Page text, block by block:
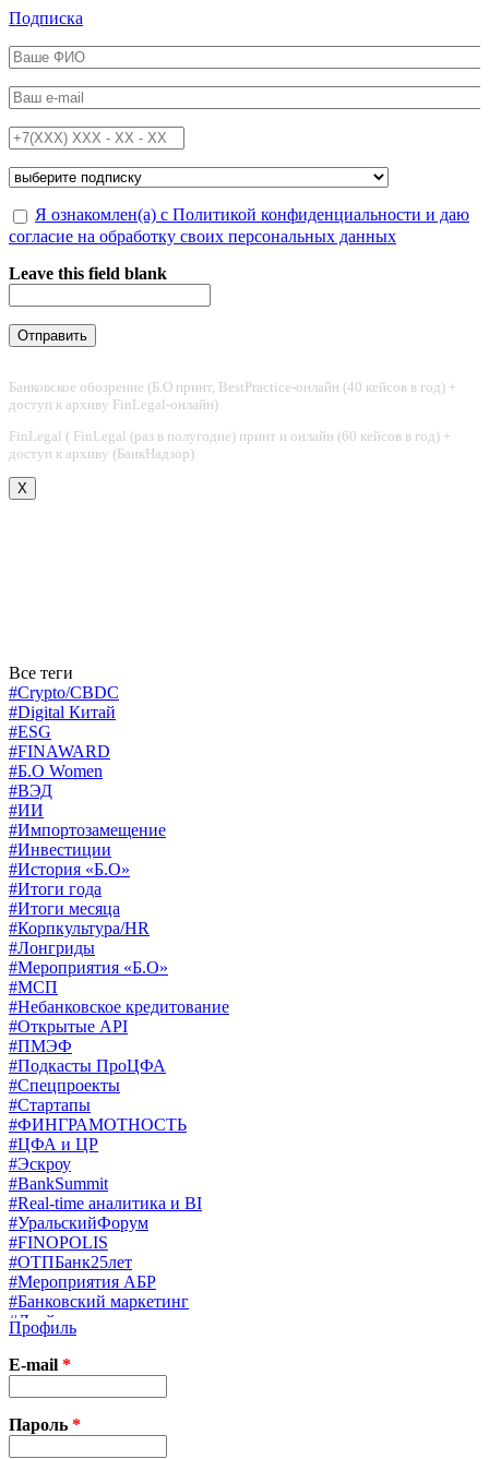
Перейти к основному содержанию
Подписка
ФИО*
Email*
Телефон*
Подписка на*
Обработка персональных данных*
Я ознакомлен(а) с Политикой конфиденциальности и даю
согласие на обработку своих персональных данных
Leave this field blank
Банковское обозрение (Б.О принт, BestPractice-онлайн (40 кейсов в год) +
доступ к архиву FinLegal-онлайн)
FinLegal ( FinLegal (раз в полугодие) принт и онлайн (60 кейсов в год) +
доступ к архиву (БанкНадзор)
X
Все теги
#Crypto/CBDC
#Digital Китай
#ESG
#FINAWARD
#Б.О Women
#ВЭД
#ИИ
#Импортозамещение
#Инвестиции
#История «Б.О»
#Итоги года
#Итоги месяца
#Корпкультура/HR
#Лонгриды
#Мероприятия «Б.О»
#МСП
#Небанковское кредитование
#Открытые API
#ПМЭФ
#Подкасты ПроЦФА
#Спецпроекты
#Стартапы
#ФИНГРАМОТНОСТЬ
#ЦФА и ЦР
#Эскроу
#BankSummit
#Real-time аналитика и BI
#УральскийФорум
#FINOPOLIS
#ОТПБанк25лет
#Мероприятия АБР
#Банковский маркетинг
#Драйверы страхования
#Финконгресс ЦБ
#PB&WM
#UX/CX
#Экосистемы
X
Профиль
E-mail *
Пароль *